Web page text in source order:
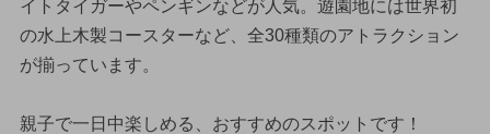
イトタイガーやペンギンなどが人気。遊園地には世界初
の水上木製コースターなど、全30種類のアトラクション
が揃っています。
親子で一日中楽しめる、おすすめのスポットです！